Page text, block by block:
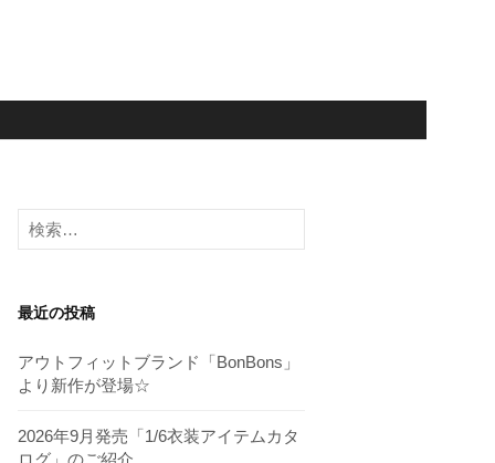
検
索:
最近の投稿
アウトフィットブランド「BonBons」
より新作が登場☆
2026年9月発売「1/6衣装アイテムカタ
ログ」のご紹介